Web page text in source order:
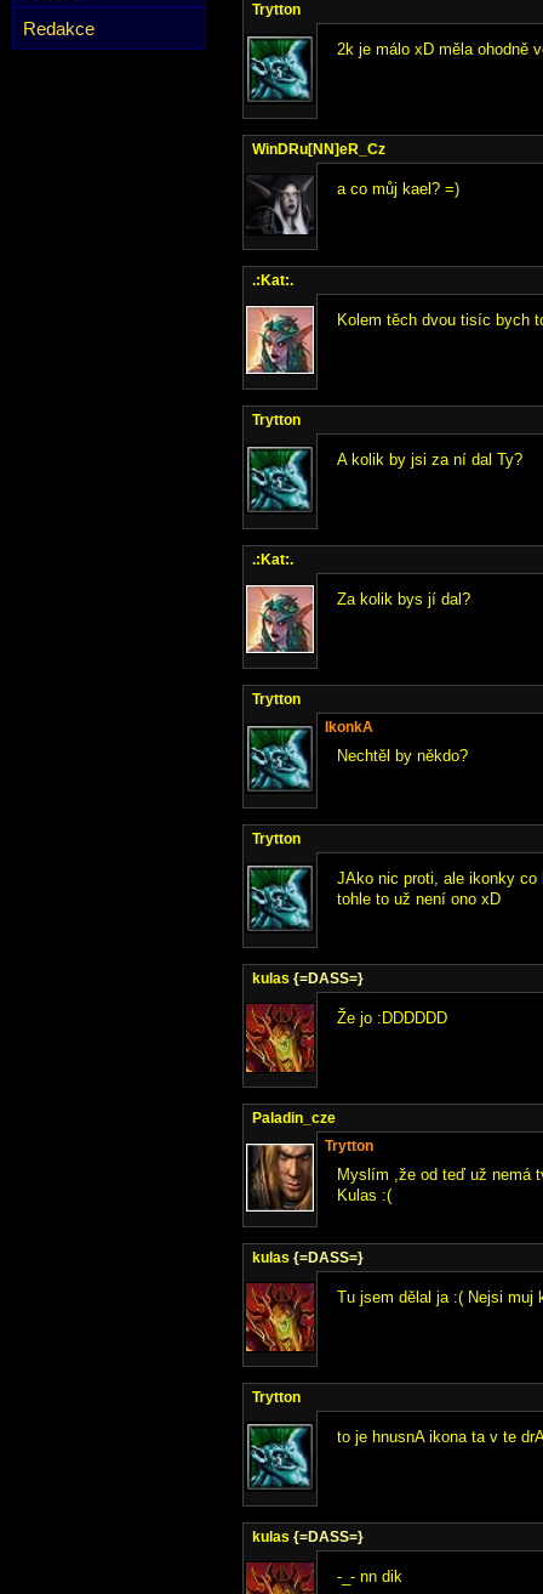
Redakce
Trytton
2k je málo xD měla ohodně
WinDRu[NN]eR_Cz
a co můj kael? =)
.:Kat:.
Kolem těch dvou tisíc bych
Trytton
A kolik by jsi za ní dal Ty?
.:Kat:.
Za kolik bys jí dal?
Trytton
IkonkA
Nechtěl by někdo?
Trytton
JAko nic proti, ale ikonky
tohle to už není ono xD
kulas {=DASS=}
Že jo :DDDDDD
Paladin_cze
Trytton
Myslím ,že od teď už nemá
Kulas :(
kulas {=DASS=}
Tu jsem dělal ja :( Nejsi muj
Trytton
to je hnusnA ikona ta v te
kulas {=DASS=}
-_- nn dik